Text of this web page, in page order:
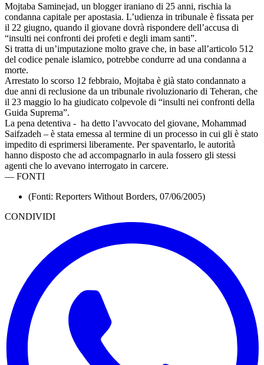
Mojtaba Saminejad, un blogger iraniano di 25 anni, rischia la
condanna capitale per apostasia. L’udienza in tribunale è fissata per
il 22 giugno, quando il giovane dovrà rispondere dell’accusa di
“insulti nei confronti dei profeti e degli imam santi”.
Si tratta di un’imputazione molto grave che, in base all’articolo 512
del codice penale islamico, potrebbe condurre ad una condanna a
morte.
Arrestato lo scorso 12 febbraio, Mojtaba è già stato condannato a
due anni di reclusione da un tribunale rivoluzionario di Teheran, che
il 23 maggio lo ha giudicato colpevole di “insulti nei confronti della
Guida Suprema”.
La pena detentiva - ha detto l’avvocato del giovane, Mohammad
Saifzadeh – è stata emessa al termine di un processo in cui gli è stato
impedito di esprimersi liberamente. Per spaventarlo, le autorità
hanno disposto che ad accompagnarlo in aula fossero gli stessi
agenti che lo avevano interrogato in carcere.
— FONTI
(Fonti: Reporters Without Borders, 07/06/2005)
CONDIVIDI